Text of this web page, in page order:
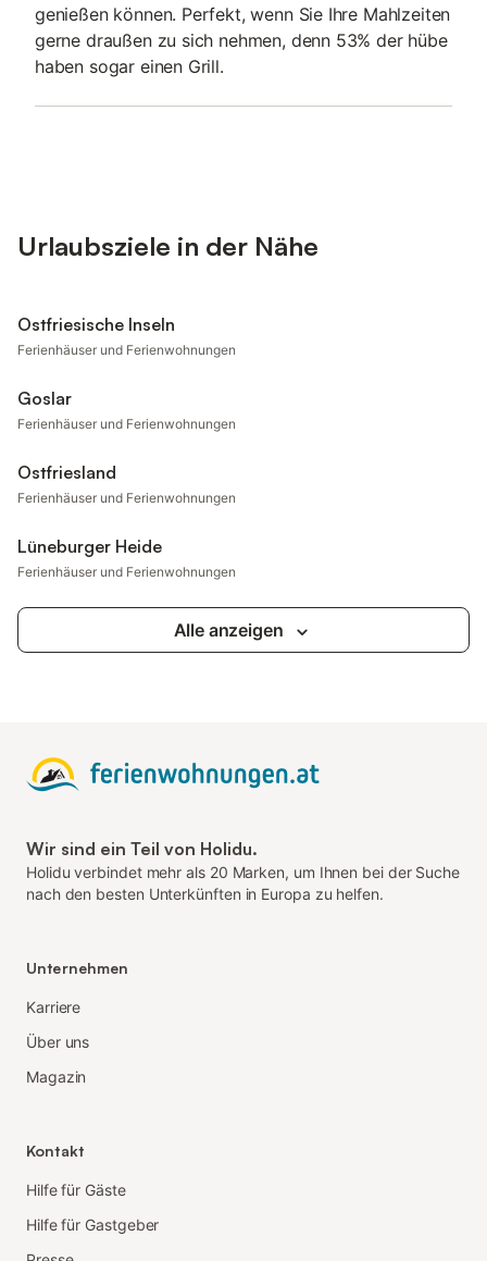
genießen können. Perfekt, wenn Sie Ihre Mahlzeiten
gerne draußen zu sich nehmen, denn 53% der hübe
haben sogar einen Grill.
Urlaubsziele in der Nähe
Ostfriesische Inseln
Ferienhäuser und Ferienwohnungen
Goslar
Ferienhäuser und Ferienwohnungen
Ostfriesland
Ferienhäuser und Ferienwohnungen
Lüneburger Heide
Ferienhäuser und Ferienwohnungen
Alle anzeigen
Wir sind ein Teil von Holidu.
Holidu verbindet mehr als 20 Marken, um Ihnen bei der Suche
nach den besten Unterkünften in Europa zu helfen.
Unternehmen
Karriere
Über uns
Magazin
Kontakt
Hilfe für Gäste
Hilfe für Gastgeber